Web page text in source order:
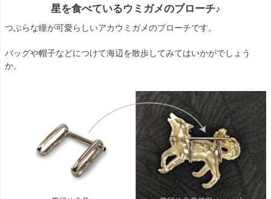
星を食べているウミガメのブローチ♪
つぶらな瞳が可愛らしいアカウミガメのブローチです。
バッグや帽子などにつけて海辺を散歩してみてはいかがでしょう
か。